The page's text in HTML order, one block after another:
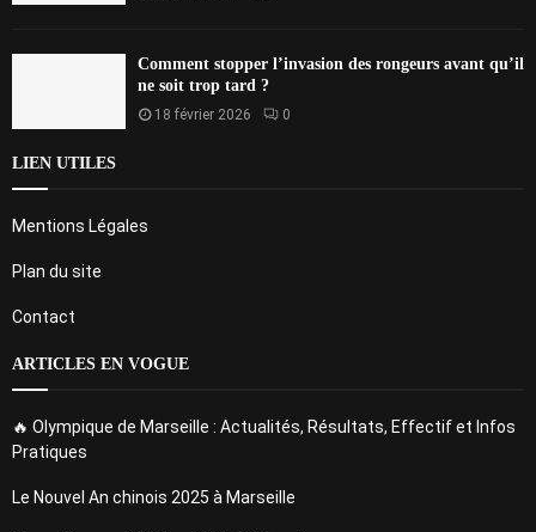
Comment stopper l’invasion des rongeurs avant qu’il
ne soit trop tard ?
18 février 2026 0
LIEN UTILES
Mentions Légales
Plan du site
Contact
ARTICLES EN VOGUE
🔥 Olympique de Marseille : Actualités, Résultats, Effectif et Infos
Pratiques
Le Nouvel An chinois 2025 à Marseille